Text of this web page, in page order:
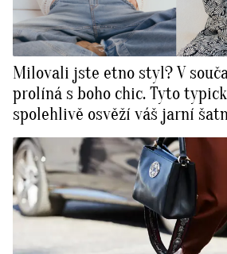
Milovali jste etno styl? V
prolíná s boho chic. Tyto
spolehlivě osvěží váš jarní